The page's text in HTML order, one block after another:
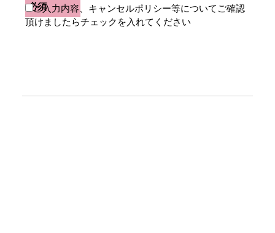
必須
ご入力内容、キャンセルポリシー等についてご確認
頂けましたらチェックを入れてください